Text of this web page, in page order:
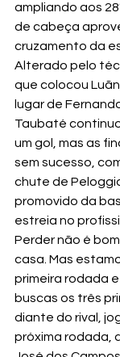
ampliando aos
de cabeça
cruzamento da
Alterado pelo
que colocou
lugar de
Taubaté
um gol, mas as
sem sucesso,
chute de
promovido da
estreia no
Perder não é
casa. Mas
primeira rodada
buscas os três
diante do rival,
próxima rodada,